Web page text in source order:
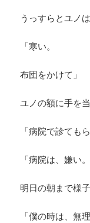
うっすらとユノ
「寒い。
布団をかけて」
ユノの額に手を
「病院で診ても
「病院は、嫌い。
明日の朝まで様子
「僕の時は、無